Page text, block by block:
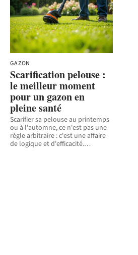
GAZON
Scarification pelouse :
le meilleur moment
pour un gazon en
pleine santé
Scarifier sa pelouse au printemps
ou à l'automne, ce n'est pas une
règle arbitraire : c'est une affaire
de logique et d'efficacité.…